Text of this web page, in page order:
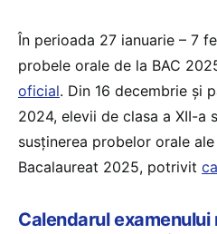
În perioada 27 ianuarie – 7
probele orale de la BAC
oficial. Din 16 decembrie și
2024, elevii de clasa a XII-a
susținerea probelor orale
Bacalaureat 2025, potrivit
Calendarul examenului